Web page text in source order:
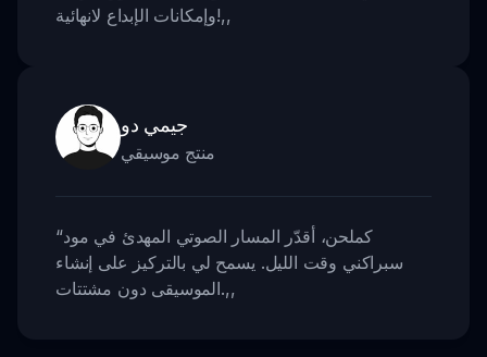
وإمكانات الإبداع لانهائية!,,
جيمي دو
منتج موسيقي
“كملحن، أقدّر المسار الصوتي المهدئ في مود
سبراكني وقت الليل. يسمح لي بالتركيز على إنشاء
الموسيقى دون مشتتات.,,